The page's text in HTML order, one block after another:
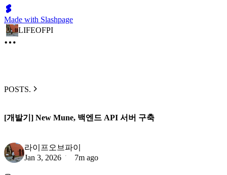
Made with Slashpage
LIFEOFPI
POSTS.
[개발기] New Mune, 백엔드 API 서버 구축
라이프오브파이
Jan 3, 2026
7m ago